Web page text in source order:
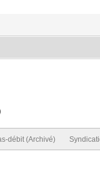
débit (Archivé)